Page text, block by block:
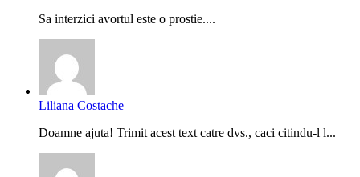
Sa interzici avortul este o prostie....
Liliana Costache
Doamne ajuta! Trimit acest text catre dvs., caci citindu-l l...